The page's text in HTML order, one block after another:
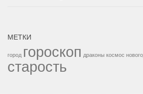
МЕТКИ
город гороскоп драконы космос
старость